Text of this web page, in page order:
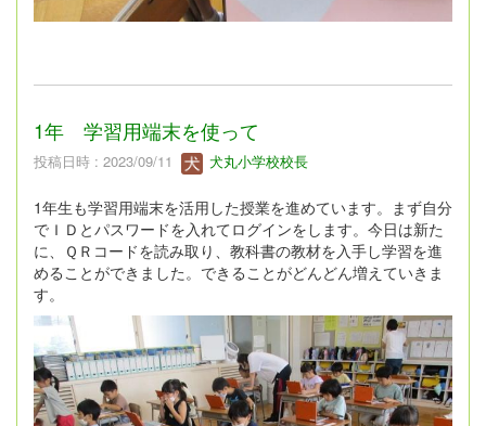
1年 学習用端末を使って
投稿日時 : 2023/09/11 犬丸小学校校長
1年生も学習用端末を活用した授業を進めています。まず自分
でＩＤとパスワードを入れてログインをします。今日は新た
に、ＱＲコードを読み取り、教科書の教材を入手し学習を進
めることができました。できることがどんどん増えていきま
す。